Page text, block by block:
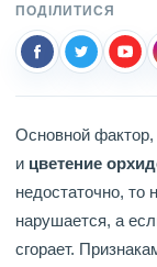
ПОДІЛИТИСЯ
Основной
и цветение
недостаточно, то
нарушается, а
сгорает.